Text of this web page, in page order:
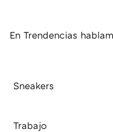
En Trendencias
Sneakers
Trabajo